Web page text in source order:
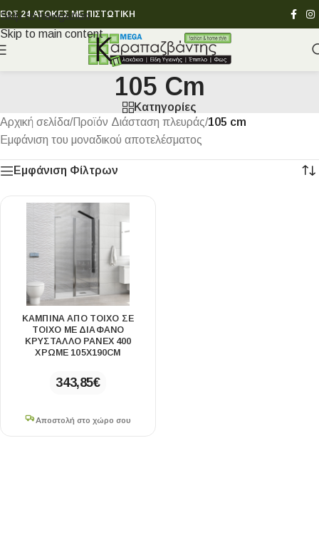
Skip to navigation
Skip to main content
ΕΩΣ 24 ΑΤΟΚΕΣ ΜΕ ΠΙΣΤΩΤΙΚΗ
105 Cm
Κατηγορίες
Αρχική σελίδα/Προϊόν Διάσταση πλευράς/105 cm
Εμφάνιση του μοναδικού αποτελέσματος
Εμφάνιση Φίλτρων
ΚΑΜΠΊΝΑ ΑΠΌ ΤΟΊΧΟ ΣΕ
ΤΟΊΧΟ ΜΕ ΔΙΆΦΑΝΟ
ΚΡΎΣΤΑΛΛΟ PANEX 400
ΧΡΩΜΈ 105X190CM
343,85€
Αποστολή στο χώρο σου